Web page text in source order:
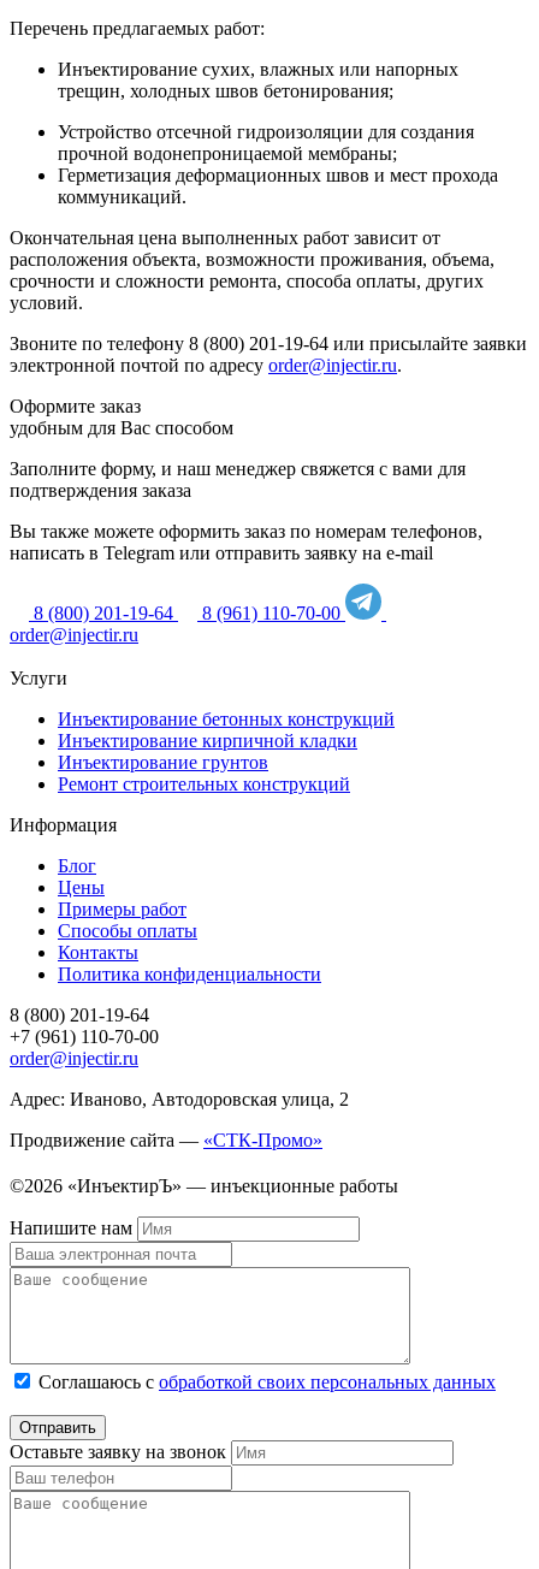
Перечень предлагаемых работ:
Инъектирование сухих, влажных или напорных
трещин, холодных швов бетонирования;
Устройство отсечной гидроизоляции для создания
прочной водонепроницаемой мембраны;
Герметизация деформационных швов и мест прохода
коммуникаций.
Окончательная цена выполненных работ зависит от
расположения объекта, возможности проживания, объема,
срочности и сложности ремонта, способа оплаты, других
условий.
Звоните по телефону 8 (800) 201-19-64 или присылайте заявки
электронной почтой по адресу order@injectir.ru.
Оформите заказ
удобным для Вас способом
Заполните форму, и наш менеджер свяжется с вами для
подтверждения заказа
Вы также можете оформить заказ по номерам телефонов,
написать в Telegram или отправить заявку на e-mail
8 (800) 201-19-64
8 (961) 110-70-00
order@injectir.ru
Услуги
Инъектирование бетонных конструкций
Инъектирование кирпичной кладки
Инъектирование грунтов
Ремонт строительных конструкций
Информация
Блог
Цены
Примеры работ
Способы оплаты
Контакты
Политика конфиденциальности
8 (800) 201-19-64
+7 (961) 110-70-00
order@injectir.ru
Адрес: Иваново, Автодоровская улица, 2
Продвижение сайта — «СТК-Промо»
©2026 «ИнъектирЪ» — инъекционные работы
Напишите нам
Соглашаюсь с обработкой своих персональных данных
Оставьте заявку на звонок